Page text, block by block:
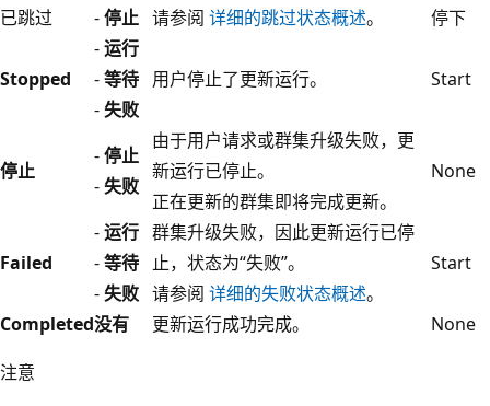
已跳过 -停止 请参阅 详细的跳过状态概述。 停下
Stopped
-运行
-等待
-失败
用户停止了更新运行。 Start
停止
-停止
-失败
由于用户请求或群集升级失败，更
新运行已停止。
正在更新的群集即将完成更新。
None
Failed
-运行
-等待
-失败
群集升级失败，因此更新运行已停
止，状态为“失败”。
请参阅 详细的失败状态概述。
Start
Completed没有 更新运行成功完成。
None
注意